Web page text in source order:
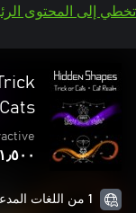
تخطي إلى المحتوى
١٫٥٠٠ د.ك.‏
1 من اللغات المدعمة